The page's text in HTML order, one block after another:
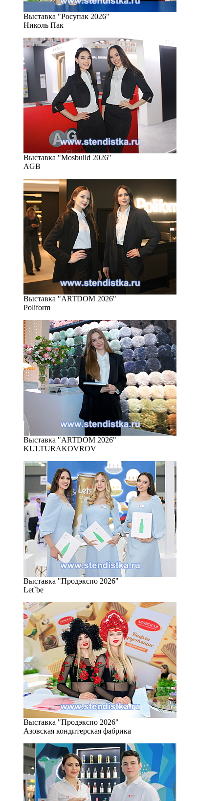
Выставка "Росупак 2026"
Николь Пак
Выставка "Mosbuild 2026"
AGB
Выставка "ARTDOM 2026"
Poliform
Выставка "ARTDOM 2026"
KULTURAKOVROV
Выставка "Продэкспо 2026"
Let`be
Выставка "Продэкспо 2026"
Азовская кондитерская фабрика